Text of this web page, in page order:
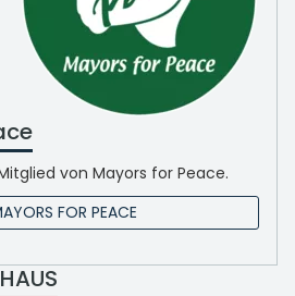
von Mayors for Peace.
FOR PEACE